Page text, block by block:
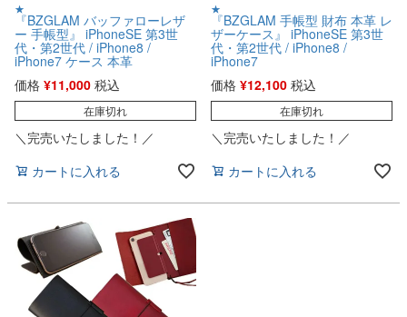
★
『BZGLAM バッファローレザ
ー 手帳型』 iPhoneSE 第3世
代・第2世代 / iPhone8 /
iPhone7 ケース 本革
価格 ¥11,000 税込
在庫切れ
＼完売いたしました！／
カートに入れる
★
『BZGLAM 手帳型 財布 本革 レ
ザーケース』 iPhoneSE 第3世
代・第2世代 / iPhone8 /
iPhone7
価格 ¥12,100 税込
在庫切れ
＼完売いたしました！／
カートに入れる